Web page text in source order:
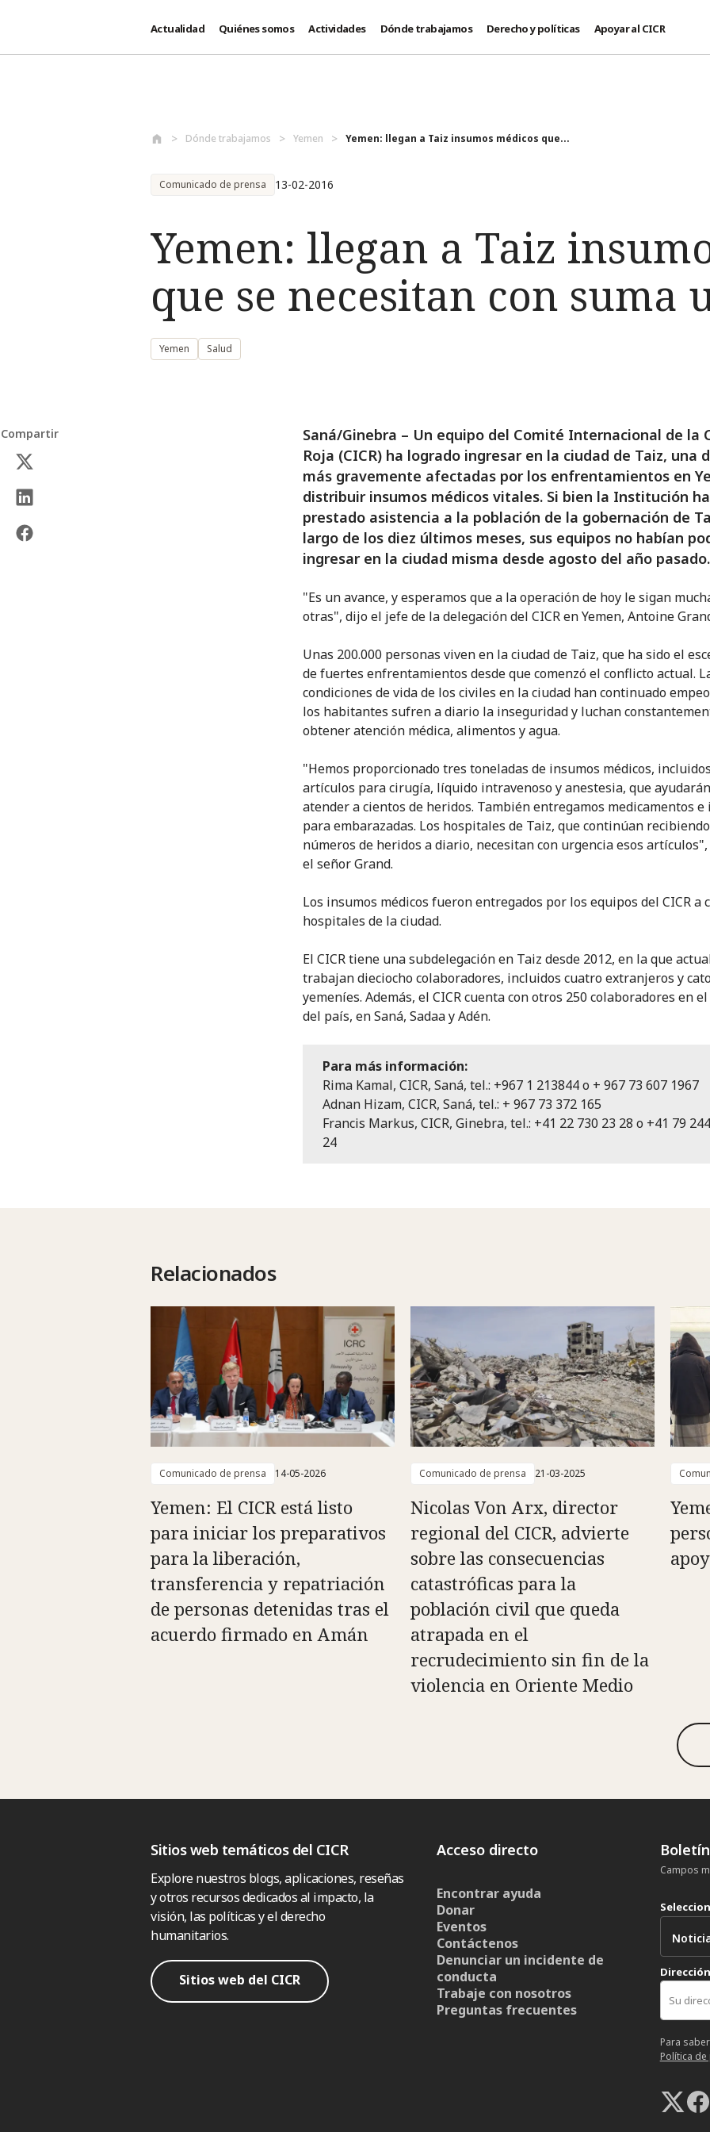
Actualidad Quiénes somos Actividades Dónde trabajamos Derecho y políticas Apoyar al CICR
Dónde trabajamos Yemen Yemen: llegan a Taiz insumos médicos que...
Comunicado de prensa 13-02-2016
Yemen: llegan a Taiz
que se necesitan con suma
Yemen Salud
Compartir
Saná/Ginebra – Un equipo del Comité Internacional de la
Roja (CICR) ha logrado ingresar en la ciudad de Taiz, una
más gravemente afectadas por los enfrentamientos en
distribuir insumos médicos vitales. Si bien la Institución ha
prestado asistencia a la población de la gobernación de
largo de los diez últimos meses, sus equipos no habían
ingresar en la ciudad misma desde agosto del año pasado.
"Es un avance, y esperamos que a la operación de hoy le sigan
otras", dijo el jefe de la delegación del CICR en Yemen, Antoine
Unas 200.000 personas viven en la ciudad de Taiz, que ha sido el
de fuertes enfrentamientos desde que comenzó el conflicto actual.
condiciones de vida de los civiles en la ciudad han continuado
los habitantes sufren a diario la inseguridad y luchan
obtener atención médica, alimentos y agua.
"Hemos proporcionado tres toneladas de insumos médicos,
artículos para cirugía, líquido intravenoso y anestesia, que
atender a cientos de heridos. También entregamos medicamentos e
para embarazadas. Los hospitales de Taiz, que continúan
números de heridos a diario, necesitan con urgencia esos
el señor Grand.
Los insumos médicos fueron entregados por los equipos del CICR a
hospitales de la ciudad.
El CICR tiene una subdelegación en Taiz desde 2012, en la que
trabajan dieciocho colaboradores, incluidos cuatro extranjeros y
yemeníes. Además, el CICR cuenta con otros 250 colaboradores en
del país, en Saná, Sadaa y Adén.
Para más información:
Rima Kamal, CICR, Saná, tel.: +967 1 213844 o + 967 73 607 1967
Adnan Hizam, CICR, Saná, tel.: + 967 73 372 165
Francis Markus, CICR, Ginebra, tel.: +41 22 730 23 28 o +41 79
24
Relacionados
Comunicado de prensa 14-05-2026
Yemen: El CICR está listo
para iniciar los preparativos
para la liberación,
transferencia y repatriación
de personas detenidas tras el
acuerdo firmado en Amán
Comunicado de prensa 21-03-2025
Nicolas Von Arx, director
regional del CICR, advierte
sobre las consecuencias
catastróficas para la
población civil que queda
atrapada en el
recrudecimiento sin fin de la
violencia en Oriente Medio
Sitios web temáticos del CICR
Explore nuestros blogs, aplicaciones, reseñas
y otros recursos dedicados al impacto, la
visión, las políticas y el derecho
humanitarios.
Sitios web del CICR
Acceso directo
Encontrar ayuda
Donar
Eventos
Contáctenos
Denunciar un incidente de
conducta
Trabaje con nosotros
Preguntas frecuentes
Campos
Para
Política